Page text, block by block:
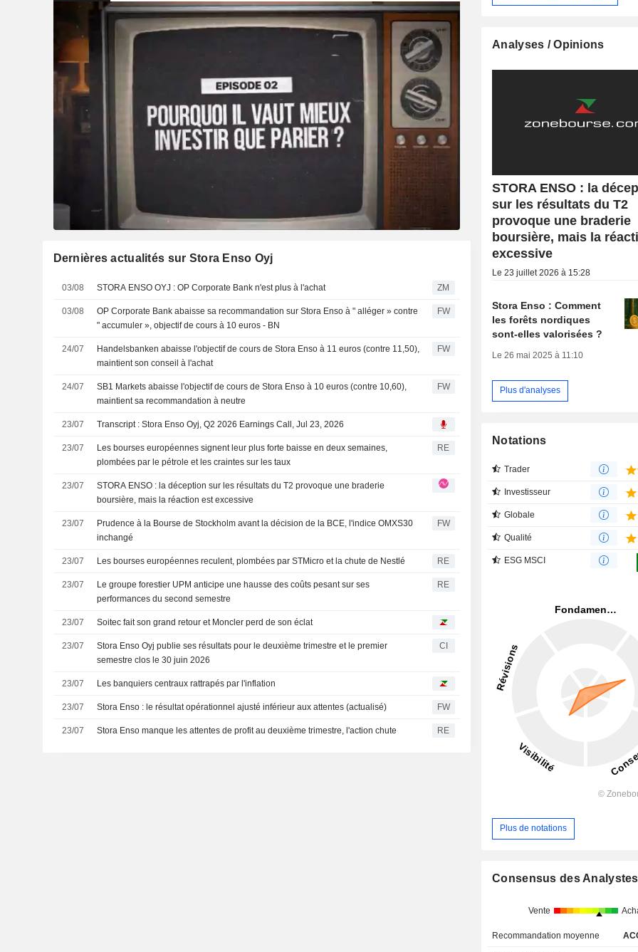
Dernières actualités sur Stora Enso Oyj
03/08 STORA ENSO OYJ : OP Corporate Bank n'est plus à l'achat ZM
03/08
OP Corporate Bank abaisse sa recommandation sur Stora Enso à " alléger » contre
" accumuler », objectif de cours à 10 euros - BN
FW
24/07
Handelsbanken abaisse l'objectif de cours de Stora Enso à 11 euros (contre 11,50),
maintient son conseil à l'achat
FW
24/07
SB1 Markets abaisse l'objectif de cours de Stora Enso à 10 euros (contre 10,60),
maintient sa recommandation à neutre
FW
23/07 Transcript : Stora Enso Oyj, Q2 2026 Earnings Call, Jul 23, 2026
23/07
Les bourses européennes signent leur plus forte baisse en deux semaines,
plombées par le pétrole et les craintes sur les taux
RE
23/07
STORA ENSO : la déception sur les résultats du T2 provoque une braderie
boursière, mais la réaction est excessive
23/07
Prudence à la Bourse de Stockholm avant la décision de la BCE, l'indice OMXS30
inchangé
FW
23/07 Les bourses européennes reculent, plombées par STMicro et la chute de Nestlé RE
23/07
Le groupe forestier UPM anticipe une hausse des coûts pesant sur ses
performances du second semestre
RE
23/07 Soitec fait son grand retour et Moncler perd de son éclat
23/07
Stora Enso Oyj publie ses résultats pour le deuxième trimestre et le premier
semestre clos le 30 juin 2026
CI
23/07 Les banquiers centraux rattrapés par l'inflation
23/07 Stora Enso : le résultat opérationnel ajusté inférieur aux attentes (actualisé) FW
23/07 Stora Enso manque les attentes de profit au deuxième trimestre, l'action chute RE
Analyses / Opinions
STORA ENSO : la
sur les résultats du T2
provoque une braderie
boursière, mais la
excessive
Le 23 juillet 2026 à 15:28
Stora Enso : Comment
les forêts nordiques
sont-elles valorisées ?
Le 26 mai 2025 à 11:10
Plus d'analyses
Notations
Trader
Investisseur
Globale
Qualité
ESG MSCI
Plus de notations
Consensus des Analystes
Vente
Recommandation moyenne